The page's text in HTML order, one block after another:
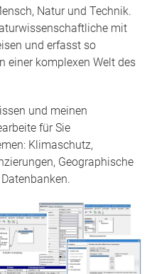
Natur und Technik.
mit
und erfasst so
einer komplexen Welt des
und meinen
für Sie
Klimaschutz,
Geographische